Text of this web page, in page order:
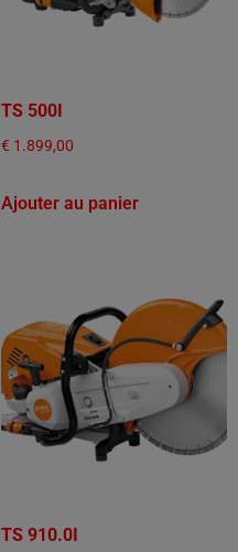
TS 500I
€ 1.899,00
Ajouter au panier
TS 910.0I